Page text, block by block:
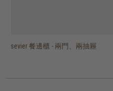
sevier 餐邊櫃 - 兩門、兩抽屜
basic 餐邊櫃 - 四櫃門、四抽屜
pillar 三門餐邊櫃
pillar 兩門餐邊櫃
stairs 三門餐邊櫃
roller max 餐邊櫃- 兩趟門
timba 餐邊櫃 - 四門、單開放式層架
timba 餐邊櫃 - 三門、單開放式層架
timba 兩門餐邊櫃、單開放層架
ligna 餐邊櫃 - 三門、三抽屜